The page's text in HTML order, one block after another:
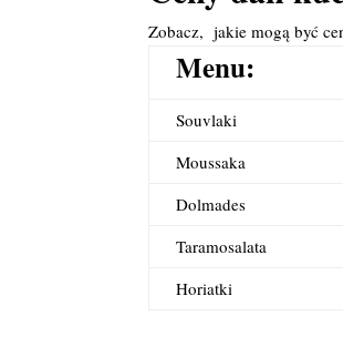
Zobacz, jakie mogą być
Menu:
Souvlaki
Moussaka
Dolmades
Taramosalata
Horiatki